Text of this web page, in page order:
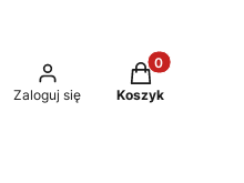
Zaloguj się
Produkty w
Koszyk